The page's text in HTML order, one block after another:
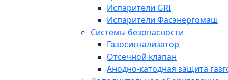
Испарители GRI
Испарители Фасэнергомаш
Системы безопасности
Газосигнализатор
Отсечной клапан
Анодно-катодная защита